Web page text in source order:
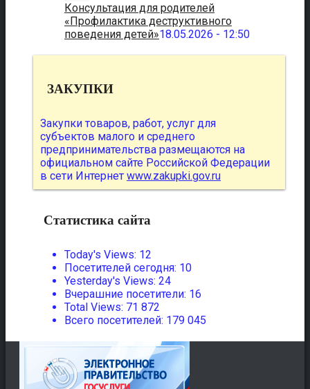
Консультация для родителей
«Профилактика деструктивного
поведения детей»18.05.2026 - 12:50
ЗАКУПКИ
Закупки товаров, работ, услуг для
субъектов малого и среднего
предпринимательства размещаются на
официальном сайте Российской Федерации
в сети Интернет www.zakupki.gov.ru
Статистика сайта
Today's Views: 12
Посетителей сегодня: 10
Yesterday's Views: 24
Вчерашние посетители: 16
Total Views: 71 872
Всего посетителей: 179 045